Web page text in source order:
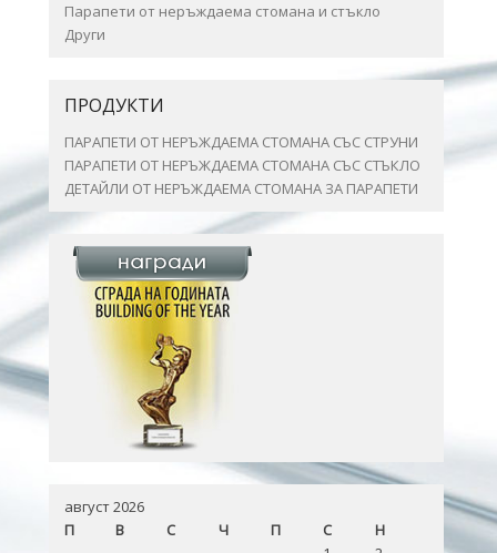
Парапети от неръждаема стомана и стъкло
Други
ПРОДУКТИ
ПАРАПЕТИ ОТ НЕРЪЖДАЕМА СТОМАНА СЪС СТРУНИ
ПАРАПЕТИ ОТ НЕРЪЖДАЕМА СТОМАНА СЪС СТЪКЛО
ДЕТАЙЛИ ОТ НЕРЪЖДАЕМА СТОМАНА ЗА ПАРАПЕТИ
август 2026
П
В С Ч П С
Н